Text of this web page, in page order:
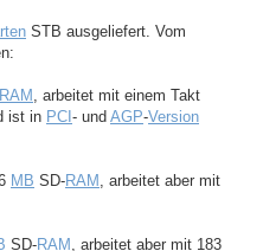
STB ausgeliefert. Vom
RAM , arbeitet mit einem Takt
ist in PCI - und AGP-Version
MB SD-RAM , arbeitet aber mit
SD-RAM , arbeitet aber mit 183